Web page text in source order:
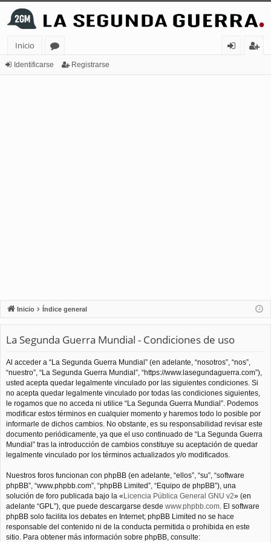
Inicio
or
Identificarse Registrarse
Inicio Índice general
La Segunda Guerra Mundial - Condiciones de uso
Al acceder a “La Segunda Guerra Mundial” (en adelante, “nosotros”, “nos”,
“nuestro”, “La Segunda Guerra Mundial”, “https://www.lasegundaguerra.com”),
usted acepta quedar legalmente vinculado por las siguientes condiciones. Si
no acepta quedar legalmente vinculado por todas las condiciones siguientes,
le rogamos que no acceda ni utilice “La Segunda Guerra Mundial”. Podemos
modificar estos términos en cualquier momento y haremos todo lo posible por
informarle de dichos cambios. No obstante, es su responsabilidad revisar este
documento periódicamente, ya que el uso continuado de “La Segunda Guerra
Mundial” tras la introducción de cambios constituye su aceptación de quedar
legalmente vinculado por los términos actualizados y/o modificados.
Nuestros foros funcionan con phpBB (en adelante, “ellos”, “su”, “software
phpBB”, “www.phpbb.com”, “phpBB Limited”, “Equipo de phpBB”), una
solución de foro publicada bajo la «Licencia Pública General GNU v2» (en
adelante “GPL”), que puede descargarse desde www.phpbb.com. El software
phpBB solo facilita los debates en Internet; phpBB Limited no se hace
responsable del contenido ni de la conducta permitida o prohibida en este
sitio. Para obtener más información sobre phpBB, consulte: